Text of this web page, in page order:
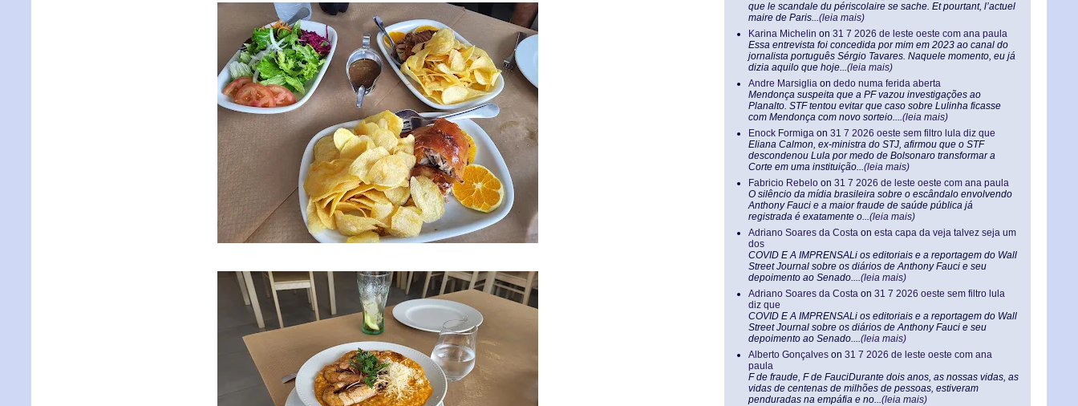
que le scandale du périscolaire se sache. Et pourtant, l’actuel
maire de Paris...(leia mais)
Karina Michelin on 31 7 2026 de leste oeste com ana paula
Essa entrevista foi concedida por mim em 2023 ao canal do
jornalista português Sérgio Tavares. Naquele momento, eu já
dizia aquilo que hoje...(leia mais)
Andre Marsiglia on dedo numa ferida aberta
Mendonça suspeita que a PF vazou investigações ao
Planalto. STF tentou evitar que caso sobre Lulinha ficasse
com Mendonça com novo sorteio....(leia mais)
Enock Formiga on 31 7 2026 oeste sem filtro lula diz que
Eliana Calmon, ex-ministra do STJ, afirmou que o STF
descondenou Lula por medo de Bolsonaro transformar a
Corte em uma instituição...(leia mais)
Fabricio Rebelo on 31 7 2026 de leste oeste com ana paula
O silêncio da mídia brasileira sobre o escândalo envolvendo
Anthony Fauci e a maior fraude de saúde pública já
registrada é exatamente o...(leia mais)
Adriano Soares da Costa on esta capa da veja talvez seja um
dos
COVID E A IMPRENSALi os editoriais e a reportagem do Wall
Street Journal sobre os diários de Anthony Fauci e seu
depoimento ao Senado....(leia mais)
Adriano Soares da Costa on 31 7 2026 oeste sem filtro lula
diz que
COVID E A IMPRENSALi os editoriais e a reportagem do Wall
Street Journal sobre os diários de Anthony Fauci e seu
depoimento ao Senado....(leia mais)
Alberto Gonçalves on 31 7 2026 de leste oeste com ana
paula
F de fraude, F de FauciDurante dois anos, as nossas vidas, as
vidas de centenas de milhões de pessoas, estiveram
penduradas na empáfia e no...(leia mais)